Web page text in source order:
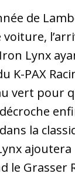
de
Lynx
K-PAX
vert pour
la
le Grasser